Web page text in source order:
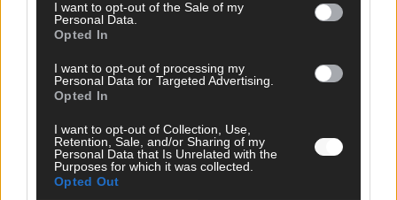
I want to opt-out of the Sale of my
Personal Data.
Opted In
I want to opt-out of processing my
Personal Data for Targeted Advertising.
Opted In
I want to opt-out of Collection, Use,
Retention, Sale, and/or Sharing of my
Personal Data that Is Unrelated with the
Purposes for which it was collected.
Opted Out
Nachrichten
Wirtschaft
Wissen
Streams & Storys
Eurovision
FLASH – DAS VIDEOPORTAL